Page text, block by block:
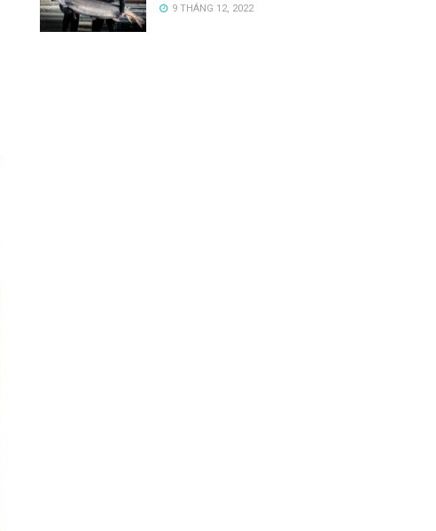
9 THÁNG 12, 2022